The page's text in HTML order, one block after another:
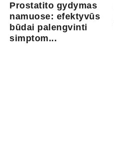
Prostatito gydymas
namuose: efektyvūs
būdai palengvinti
simptom...